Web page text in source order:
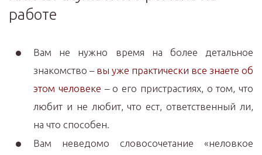
работе
Вам не нужно время на более детальное
знакомство – вы уже практически все знаете об
этом человеке – о его пристрастиях, о том, что
любит и не любит, что ест, ответственный ли,
на что способен.
Вам неведомо словосочетание «неловкое